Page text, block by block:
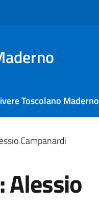
Toscolano Maderno
Campanardi
Alessio